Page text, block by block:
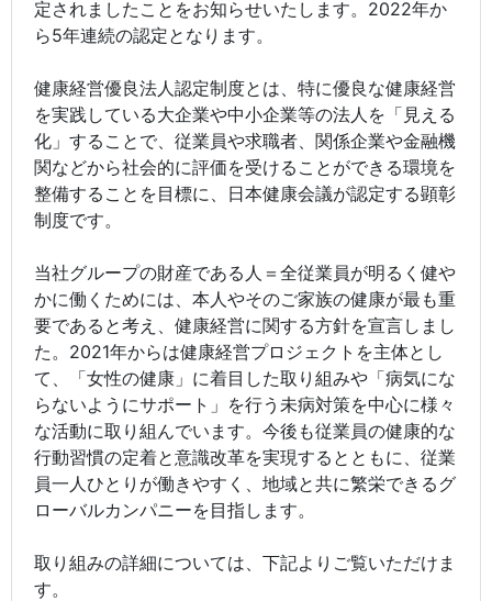
定されましたことをお知らせいたします。2022年か
ら5年連続の認定となります。
健康経営優良法人認定制度とは、特に優良な健康経営
を実践している大企業や中小企業等の法人を「見える
化」することで、従業員や求職者、関係企業や金融機
関などから社会的に評価を受けることができる環境を
整備することを目標に、日本健康会議が認定する顕彰
制度です。
当社グループの財産である人＝全従業員が明るく健や
かに働くためには、本人やそのご家族の健康が最も重
要であると考え、健康経営に関する方針を宣言しまし
た。2021年からは健康経営プロジェクトを主体とし
て、「女性の健康」に着目した取り組みや「病気にな
らないようにサポート」を行う未病対策を中心に様々
な活動に取り組んでいます。今後も従業員の健康的な
行動習慣の定着と意識改革を実現するとともに、従業
員一人ひとりが働きやすく、地域と共に繁栄できるグ
ローバルカンパニーを目指します。
取り組みの詳細については、下記よりご覧いただけま
す。